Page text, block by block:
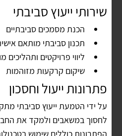
שירותי ייעוץ סביבתי
הכנת מסמכים סביבתיים
תכנון סביבתי מותאם אישית
ליווי פרויקטים ותהליכים
שיקום קרקעות מזוהמות
פתרונות ייעול וחסכון
על ידי הטמעת ייעוץ סביבתי
לחסוך במשאבים ולמקד את החברה